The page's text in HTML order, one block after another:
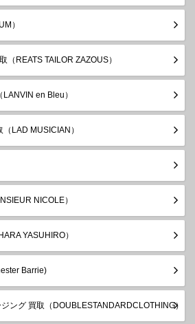
）
（REATS TAILOR ZAZOUS）
en Bleu）
LAD MUSICIAN）
NICOLE）
YASUHIRO）
Barrie)
ング 買取（DOUBLESTANDARDCLOTHING）